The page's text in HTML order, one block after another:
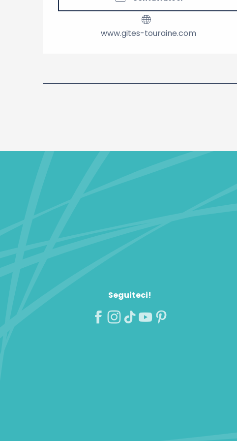
www.gites-touraine.com
Seguiteci!